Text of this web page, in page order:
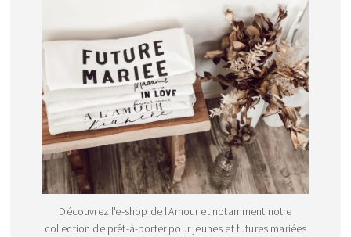
Découvrez l'e-shop de l'Amour et notamment notre
collection de prêt-à-porter pour jeunes et futures mariées